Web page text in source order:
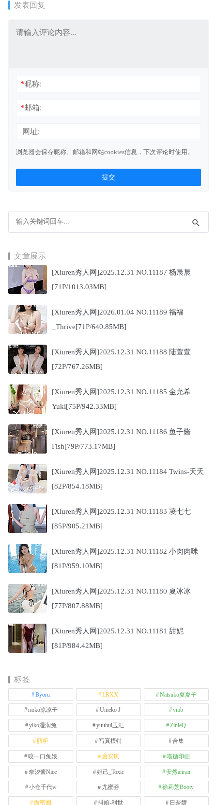
发表回复
*昵称:
*邮箱:
网址:
浏览器会保存昵称、邮箱和网站cookies信息，下次评论时使用。
文章展示
[Xiuren秀人网]2025.12.31 NO.11187 杨晨晨
[71P/1013.03MB]
[Xiuren秀人网]2026.01.04 NO.11189 福福
_Thrive[71P/640.85MB]
[Xiuren秀人网]2025.12.31 NO.11188 陆萱萱
[72P/767.26MB]
[Xiuren秀人网]2025.12.31 NO.11185 金允希
Yuki[75P/942.33MB]
[Xiuren秀人网]2025.12.31 NO.11186 鱼子酱
Fish[79P/773.17MB]
[Xiuren秀人网]2025.12.31 NO.11184 Twins-夭夭
[82P/854.18MB]
[Xiuren秀人网]2025.12.31 NO.11183 凌七七
[85P/905.21MB]
[Xiuren秀人网]2025.12.31 NO.11182 小肉肉咪
[81P/959.10MB]
[Xiuren秀人网]2025.12.31 NO.11180 夏冰冰
[77P/807.88MB]
[Xiuren秀人网]2025.12.31 NO.11181 甜妮
[81P/984.42MB]
标签
Byoru LRXX Natsuko夏夏子
rioko凉凉子 Umeko J vmb
yiko湿润兔 yuuhui玉汇 ZinieQ
丽柜 写真模特 合集
咬一口兔娘 唐安琪 喵糖印画
奈汐酱Nice 妲己_Toxic 安然anran
小仓千代w 尤蜜荟 徐莉芝Booty
微密圈 抖娘-利世 日奈娇